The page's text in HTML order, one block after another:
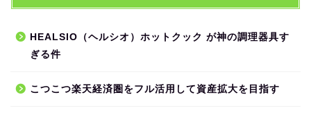
HEALSIO（ヘルシオ）ホットクック が神の調理器具す
ぎる件
こつこつ楽天経済圏をフル活用して資産拡大を目指す